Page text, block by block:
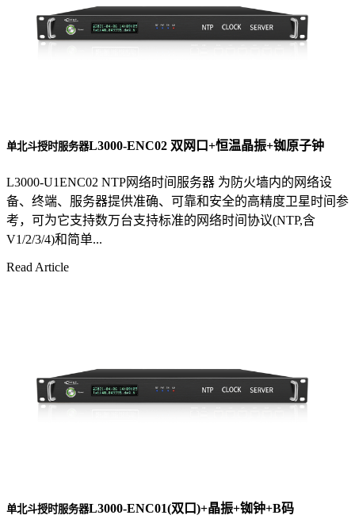
单北斗授时服务器L3000-ENC02 双网口+恒温晶振+铷原子钟
L3000-U1ENC02 NTP网络时间服务器 为防火墙内的网络设
备、终端、服务器提供准确、可靠和安全的高精度卫星时间参
考，可为它支持数万台支持标准的网络时间协议(NTP,含
V1/2/3/4)和简单...
Read Article
单北斗授时服务器L3000-ENC01(双口)+晶振+铷钟+B码